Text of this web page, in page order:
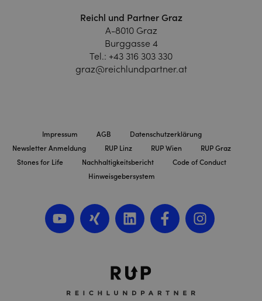
Reichl und Partner Graz
A-8010 Graz
Burggasse 4
Tel.: +43 316 303 330
graz@reichlundpartner.at
Impressum AGB
Datenschutzerklärung
Newsletter Anmeldung
RUP Linz RUP Wien
RUP Graz
Stones for Life
Nachhaltigkeitsbericht
Code of Conduct
Hinweisgebersystem